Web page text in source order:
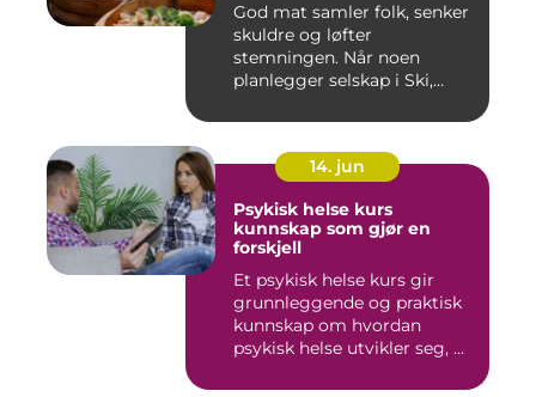
God mat samler folk, senker
skuldre og løfter
stemningen. Når noen
planlegger selskap i Ski,
14. jun
Psykisk helse kurs
kunnskap som gjør en
forskjell
Et psykisk helse kurs gir
grunnleggende og praktisk
kunnskap om hvordan
psykisk helse utvikler seg, ...